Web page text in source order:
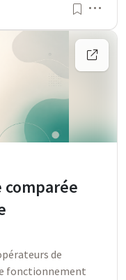
comparée
de
fonctionnement